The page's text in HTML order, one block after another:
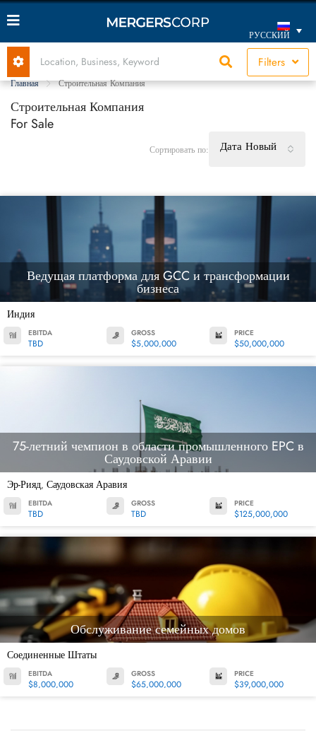
РУССКИЙ
Filters
Главная Строительная Компания
Строительная Компания
For Sale
Сортировать по: Дата Новый
Ведущая платформа для GCC и трансформации
бизнеса
Индия
EBITDA
TBD
GROSS
$5,000,000
PRICE
$50,000,000
75-летний чемпион в области промышленного EPC в
Саудовской Аравии
Эр-Рияд, Саудовская Аравия
EBITDA
TBD
GROSS
TBD
PRICE
$125,000,000
Обслуживание семейных домов
Соединенные Штаты
EBITDA
$8,000,000
GROSS
$65,000,000
PRICE
$39,000,000